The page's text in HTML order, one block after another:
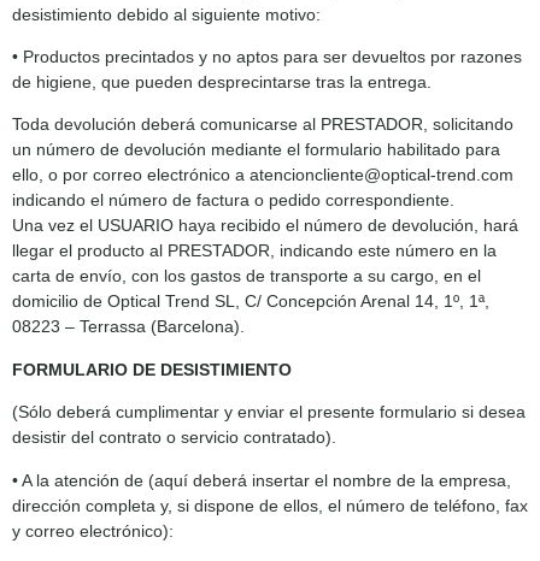
desistimiento debido al siguiente motivo:
• Productos precintados y no aptos para ser devueltos por razones
de higiene, que pueden desprecintarse tras la entrega.
Toda devolución deberá comunicarse al PRESTADOR, solicitando
un número de devolución mediante el formulario habilitado para
ello, o por correo electrónico a atencioncliente@optical-trend.com
indicando el número de factura o pedido correspondiente.
Una vez el USUARIO haya recibido el número de devolución, hará
llegar el producto al PRESTADOR, indicando este número en la
carta de envío, con los gastos de transporte a su cargo, en el
domicilio de Optical Trend SL, C/ Concepción Arenal 14, 1º, 1ª,
08223 – Terrassa (Barcelona).
FORMULARIO DE DESISTIMIENTO
(Sólo deberá cumplimentar y enviar el presente formulario si desea
desistir del contrato o servicio contratado).
• A la atención de (aquí deberá insertar el nombre de la empresa,
dirección completa y, si dispone de ellos, el número de teléfono, fax
y correo electrónico):